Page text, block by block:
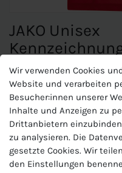
JAKO Unisex
JAKO Unisex
Materialart:Polyester-
Zusammensetzung: 100
Wir verwenden Cookies
Website und verarbeiten
Besucher:innen unserer
Inhalte und Anzeigen zu
Drittanbietern
zu analysieren. Die
gesetzte Cookies. Wir
den Einstellungen